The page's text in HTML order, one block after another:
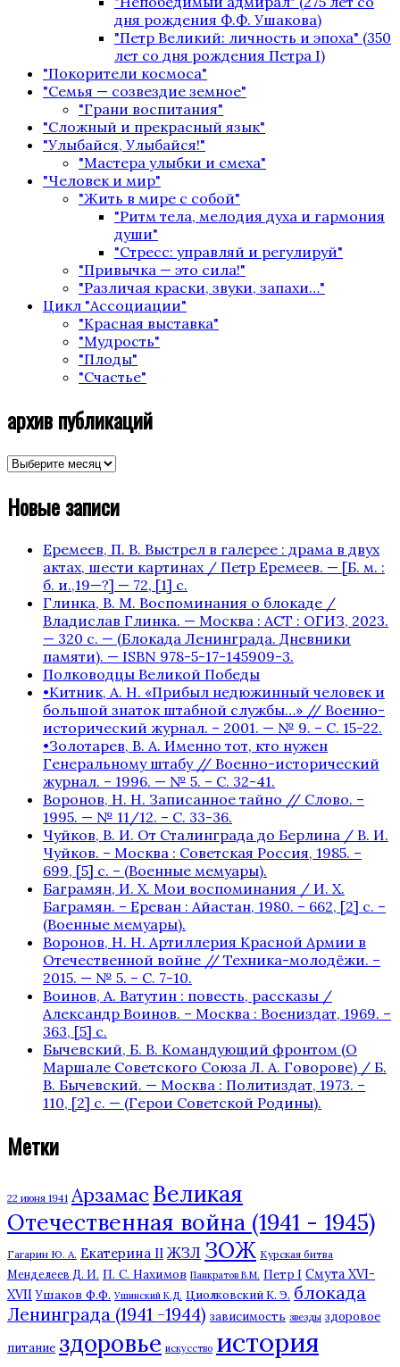
дня рождения Ф.Ф. Ушакова)
"Петр Великий: личность и эпоха" (350
лет со дня рождения Петра I)
"Покорители космоса"
"Семья — созвездие земное"
"Грани воспитания"
"Сложный и прекрасный язык"
"Улыбайся, Улыбайся!"
"Мастера улыбки и смеха"
"Человек и мир"
"Жить в мире с собой"
"Ритм тела, мелодия духа и гармония
души"
"Стресс: управляй и регулируй"
"Привычка — это сила!"
"Различая краски, звуки, запахи…"
Цикл "Ассоциации"
"Красная выставка"
"Мудрость"
"Плоды"
"Счастье"
архив публикаций
архив
Новые записи
Еремеев, П. В. Выстрел в галерее : драма в двух
актах, шести картинах / Петр Еремеев. — [Б. м. :
б. и.,19—?] — 72, [1] с.
Глинка, В. М. Воспоминания о блокаде /
Владислав Глинка. — Москва : АСТ : ОГИЗ, 2023.
— 320 с. — (Блокада Ленинграда. Дневники
памяти). — ISBN 978-5-17-145909-3.
Полководцы Великой Победы
•Китник, А. Н. «Прибыл недюжинный человек и
большой знаток штабной службы…» // Военно-
исторический журнал. – 2001. — № 9. – С. 15-22.
•Золотарев, В. А. Именно тот, кто нужен
Генеральному штабу // Военно-исторический
журнал. – 1996. — № 5. – С. 32-41.
Воронов, Н. Н. Записанное тайно // Слово. –
1995. — № 11/12. – С. 33-36.
Чуйков, В. И. От Сталинграда до Берлина / В. И.
Чуйков. – Москва : Советская Россия, 1985. –
699, [5] с. – (Военные мемуары).
Баграмян, И. Х. Мои воспоминания / И. Х.
Баграмян. – Ереван : Айастан, 1980. – 662, [2] c. –
(Военные мемуары).
Воронов, Н. Н. Артиллерия Красной Армии в
Отечественной войне // Техника-молодёжи. –
2015. — № 5. – С. 7-10.
Воинов, А. Ватутин : повесть, рассказы /
Александр Воинов. – Москва : Воениздат, 1969. –
363, [5] с.
Бычевский, Б. В. Командующий фронтом (О
Маршале Советского Союза Л. А. Говорове) / Б.
В. Бычевский. — Москва : Политиздат, 1973. –
110, [2] с. — (Герои Советской Родины).
Метки
22 июня 1941 Арзамас Великая
Отечественная война (1941 - 1945)
Гагарин Ю. А. Екатерина II ЖЗЛ ЗОЖ Курская битва
Менделеев Д. И. П. С. Нахимов Панкратов В.М. Петр I Смута XVI-
XVII Ушаков Ф.Ф. Ушинский К.Д. Циолковский К. Э. блокада
Ленинграда (1941 -1944) зависимость звезды здоровое
питание здоровье искусство история